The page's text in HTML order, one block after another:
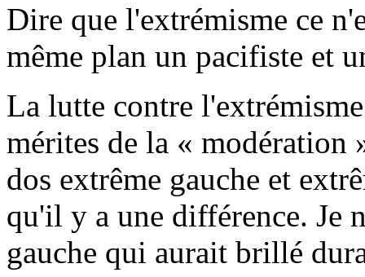
Dire que l'extrémisme ce
même plan un pacifiste et
La lutte contre
mérites de la « modération
dos extrême gauche et
qu'il y a une différence. Je
gauche qui aurait brillé